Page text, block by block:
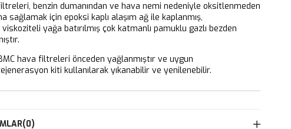
benzin dumanından ve hava nemi nedeniyle oksitlenmeden
sağlamak için epoksi kaplı alaşım ağ ile kaplanmış,
yağa batırılmış çok katmanlı pamuklu gazlı bezden
hava filtreleri önceden yağlanmıştır ve uygun
kiti kullanılarak yıkanabilir ve yenilenebilir.
(0)